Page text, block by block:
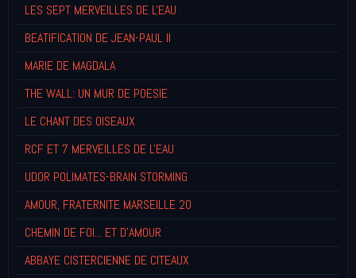
LES SEPT MERVEILLES DE L'EAU
BEATIFICATION DE JEAN-PAUL II
MARIE DE MAGDALA
THE WALL: UN MUR DE POESIE
LE CHANT DES OISEAUX
RCF ET 7 MERVEILLES DE L'EAU
UDOR POLIMATES-BRAIN STORMING
AMOUR, FRATERNITE MARSEILLE 20
CHEMIN DE FOI... ET D'AMOUR
ABBAYE CISTERCIENNE DE CITEAUX